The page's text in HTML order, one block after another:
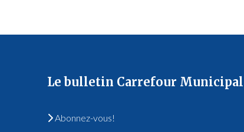
Le bulletin Carrefour Municipal
Abonnez-vous!